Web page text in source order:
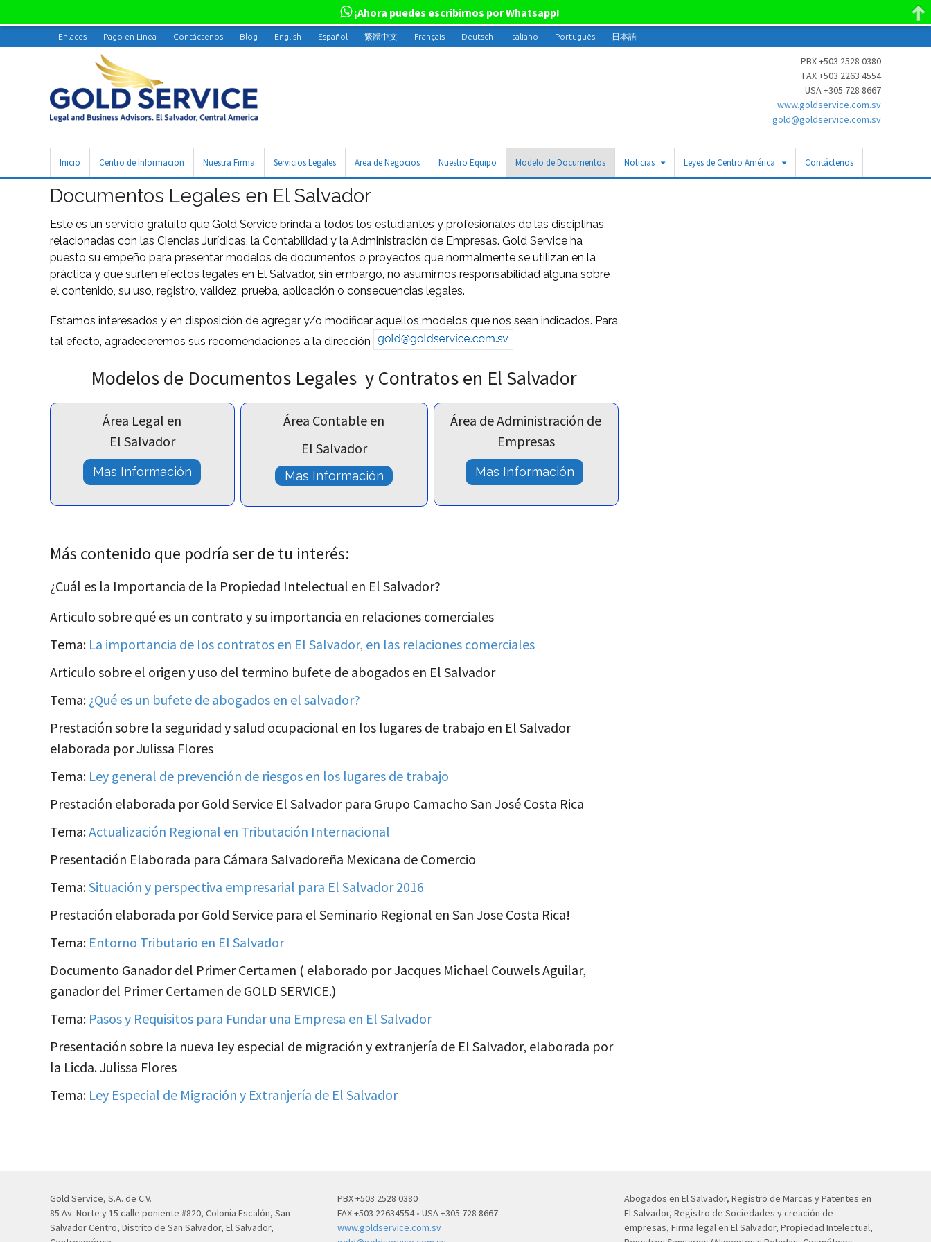
Enlaces Pago en Linea Contáctenos Blog English Español 繁體中文 Français Deutsch Italiano Português 日本語
PBX +503 2528 0380
FAX +503 2263 4554
USA +305 728 8667
www.goldservice.com.sv
gold@goldservice.com.sv
Inicio Centro de Informacion Nuestra Firma Servicios Legales Area de Negocios Nuestro Equipo Modelo de Documentos Noticias Leyes de Centro América Contáctenos
Documentos Legales en El Salvador
Este es un servicio gratuito que Gold Service brinda a todos los estudiantes y profesionales de las disciplinas
relacionadas con las Ciencias Jurídicas, la Contabilidad y la Administración de Empresas. Gold Service ha
puesto su empeño para presentar modelos de documentos o proyectos que normalmente se utilizan en la
práctica y que surten efectos legales en El Salvador, sin embargo, no asumimos responsabilidad alguna sobre
el contenido, su uso, registro, validez, prueba, aplicación o consecuencias legales.
Estamos interesados y en disposición de agregar y/o modificar aquellos modelos que nos sean indicados. Para
tal efecto, agradeceremos sus recomendaciones a la dirección
Modelos de Documentos Legales y Contratos en El Salvador
Área Legal en
El Salvador
Mas Información
Área Contable en
El Salvador
Mas Información
Área de Administración de
Empresas
Mas Información
Más contenido que podría ser de tu interés:
¿Cuál es la Importancia de la Propiedad Intelectual en El Salvador?
Articulo sobre qué es un contrato y su importancia en relaciones comerciales
Tema: La importancia de los contratos en El Salvador, en las relaciones comerciales
Articulo sobre el origen y uso del termino bufete de abogados en El Salvador
Tema: ¿Qué es un bufete de abogados en el salvador?
Prestación sobre la seguridad y salud ocupacional en los lugares de trabajo en El Salvador
elaborada por Julissa Flores
Tema: Ley general de prevención de riesgos en los lugares de trabajo
Prestación elaborada por Gold Service El Salvador para Grupo Camacho San José Costa Rica
Tema:Actualización Regional en Tributación Internacional
Presentación Elaborada para Cámara Salvadoreña Mexicana de Comercio
Tema:Situación y perspectiva empresarial para El Salvador 2016
Prestación elaborada por Gold Service para el Seminario Regional en San Jose Costa Rica!
Tema: Entorno Tributario en El Salvador
Documento Ganador del Primer Certamen ( elaborado por Jacques Michael Couwels Aguilar,
ganador del Primer Certamen de GOLD SERVICE.)
Tema: Pasos y Requisitos para Fundar una Empresa en El Salvador
Presentación sobre la nueva ley especial de migración y extranjería de El Salvador, elaborada por
la Licda. Julissa Flores
Tema: Ley Especial de Migración y Extranjería de El Salvador
Gold Service, S.A. de C.V.
85 Av. Norte y 15 calle poniente #820, Colonia Escalón, San
Salvador Centro, Distrito de San Salvador, El Salvador,
PBX +503 2528 0380
FAX +503 22634554 • USA +305 728 8667
www.goldservice.com.sv
Abogados en El Salvador, Registro de Marcas y Patentes en
El Salvador, Registro de Sociedades y creación de
empresas, Firma legal en El Salvador, Propiedad Intelectual,
¡Ahora puedes escribirnos por Whatsapp!